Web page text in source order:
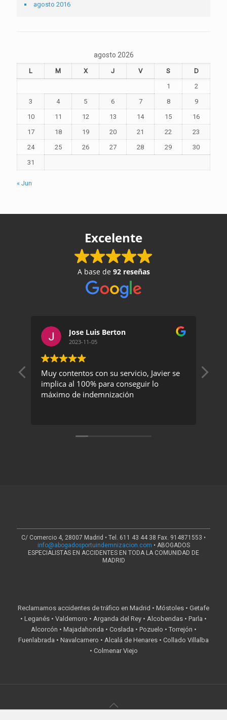
agosto 2016
agosto 2026
L M X J V S
D
1
2
3
4 5 6 7 8
9
10
11 12 13 14 15
16
17
18 19 20 21 22
23
24
25 26 27 28 29
30
31
« Jun
Excelente
A base de 92 reseñas
Jose Luis Berton
2023-11-05
Muy contentos con su servicio, Javier se
implica al 100% para conseguir lo
máximo de indemnización
C/ Comercio 4, 28007 Madrid • Tel. 611 43 44 38 Fax. 914871553 •
info@abogadosportuindemnizacion.com • ABOGADOS
ESPECIALISTAS EN ACCIDENTES EN TODA LA COMUNIDAD DE
MADRID
Reclamamos accidentes de tráfico en Madrid • Móstoles • Getafe
• Leganés • Valdemoro • Arganda del Rey • Alcobendas • Parla •
Alcorcón • Majadahonda • Coslada • Pozuelo • Torrejón •
Fuenlabrada • Navalcarnero • Alcalá de Henares • Collado Villalba
• Colmenar Viejo